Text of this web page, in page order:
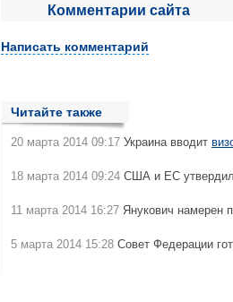
Комментарии сайта
Написать комментарий
Читайте также
20 марта 2014 09:17 Украина вводит
18 марта 2014 09:24 США и ЕС
11 марта 2014 16:27 Янукович намерен
5 марта 2014 15:28 Совет Федерации